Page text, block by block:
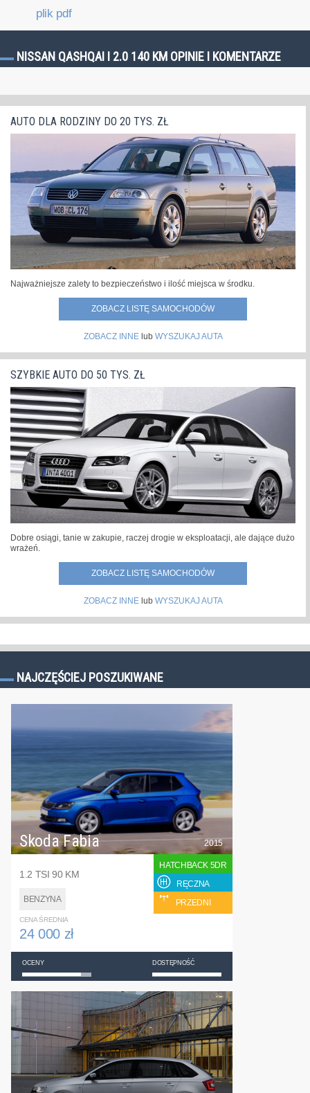
plik pdf
NISSAN QASHQAI I 2.0 140 KM OPINIE I KOMENTARZE
AUTO DLA RODZINY DO 20 TYS. ZŁ
Najważniejsze zalety to bezpieczeństwo i ilość miejsca w środku.
ZOBACZ LISTĘ SAMOCHODÓW
ZOBACZ INNElub WYSZUKAJ AUTA
SZYBKIE AUTO DO 50 TYS. ZŁ
Dobre osiągi, tanie w zakupie, raczej drogie w eksploatacji, ale dające dużo
wrażeń.
ZOBACZ LISTĘ SAMOCHODÓW
ZOBACZ INNElub WYSZUKAJ AUTA
NAJCZĘŚCIEJ POSZUKIWANE
Skoda Fabia
1.2 TSI 90 KM
BENZYNA
2015
HATCHBACK 5DR
RĘCZNA
PRZEDNI
CENA ŚREDNIA
24 000 zł
OCENY DOSTĘPNOŚĆ